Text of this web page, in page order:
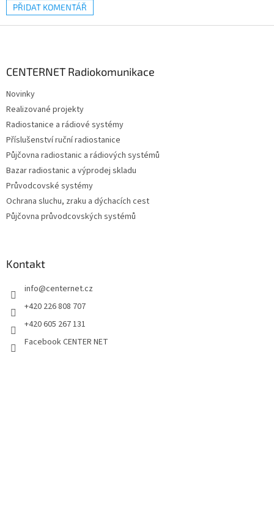
PŘIDAT KOMENTÁŘ
CENTERNET Radiokomunikace
Novinky
Realizované projekty
Radiostanice a rádiové systémy
Příslušenství ruční radiostanice
Půjčovna radiostanic a rádiových systémů
Bazar radiostanic a výprodej skladu
Průvodcovské systémy
Ochrana sluchu, zraku a dýchacích cest
Půjčovna průvodcovských systémů
Kontakt
info@centernet.cz
+420 226 808 707
+420 605 267 131
Facebook CENTER NET